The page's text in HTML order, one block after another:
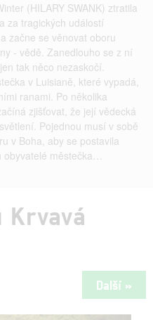
(HILARY SWANK) ztratila
za tragických událostí
začne se věnovat oboru
- vědě. Zanedlouho se z ní
tak něco nezaskočí.
v Luisianě, které vypadá,
ranami. Po několika
zjišťovat, že její vědecká
Pojednou musí v sobě
v Boha, aby se postavila
obyvatelé městečka…
Krvavá
Další »